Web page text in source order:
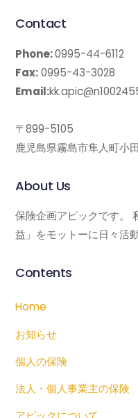
Contact
Phone:0995-44-6112
Fax:0995-43-3028
Email:
〒899-5105
鹿児島県霧島市隼人町小
About Us
保険企画アピックです。
益」をモットーに日々活
Contents
Home
お知らせ
個人の保険
法人・個人事業主の保険